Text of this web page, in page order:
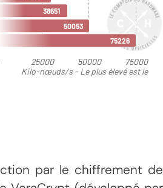
par le chiffrement de